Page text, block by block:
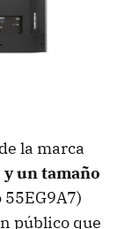
la marca
y un tamaño
público que